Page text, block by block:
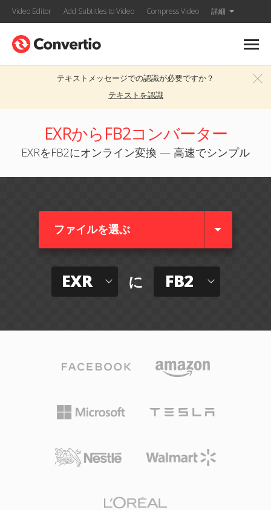
Video Editor Add Subtitles to Video Compress Video 詳細
テキストメッセージでの認識が必要ですか？
テキストを認識
EXRからFB2コンバーター
EXRをFB2にオンライン変換 — 高速でシンプル
ファイルを選ぶ
EXR に FB2